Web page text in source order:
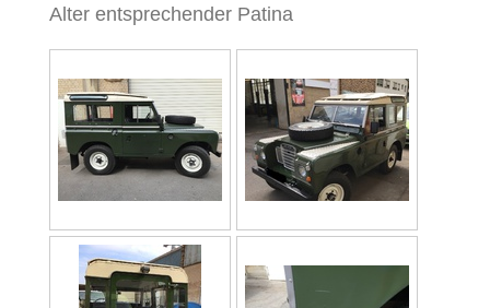
Alter entsprechender Patina